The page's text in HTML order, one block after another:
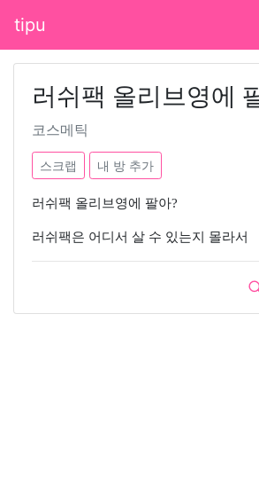
tipu
러쉬팩 올리브영에
코스메틱
스크랩 내 방 추가
러쉬팩 올리브영에 팔아?
러쉬팩은 어디서 살 수 있는지 몰라서